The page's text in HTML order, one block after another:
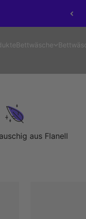
Bettwäsche
aus Flanell